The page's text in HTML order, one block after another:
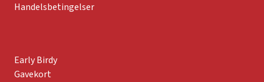
Early Birdy
Gavekort
Handelsbetingelser